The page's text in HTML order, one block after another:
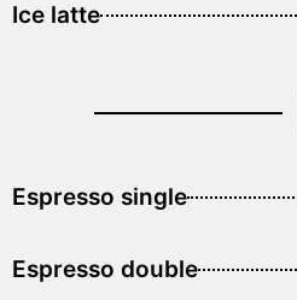
Ice latte
Espresso single
Espresso double